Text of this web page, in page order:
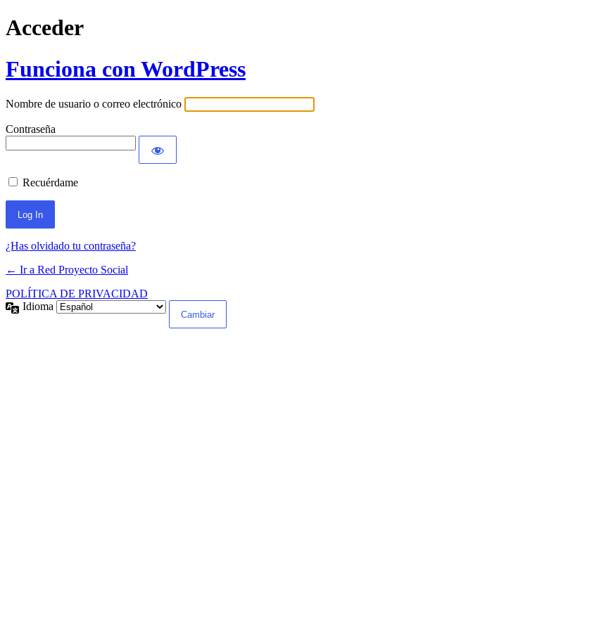
Acceder
Funciona con WordPress
Nombre de usuario o correo electrónico
Contraseña
Recuérdame
¿Has olvidado tu contraseña?
← Ir a Red Proyecto Social
POLÍTICA DE PRIVACIDAD
Idioma